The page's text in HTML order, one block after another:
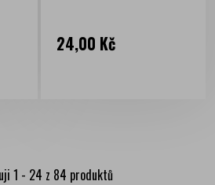
Cena
24,00 Kč
1 - 24 z 84 produktů